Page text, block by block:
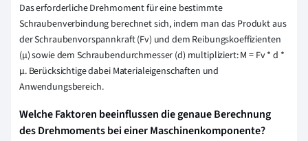
Das erforderliche Drehmoment für eine bestimmte
Schraubenverbindung berechnet sich, indem man das Produkt aus
der Schraubenvorspannkraft (Fv) und dem Reibungskoeffizienten
(µ) sowie dem Schraubendurchmesser (d) multipliziert: M = Fv * d *
µ. Berücksichtige dabei Materialeigenschaften und
Anwendungsbereich.
Welche Faktoren beeinflussen die genaue Berechnung
des Drehmoments bei einer Maschinenkomponente?